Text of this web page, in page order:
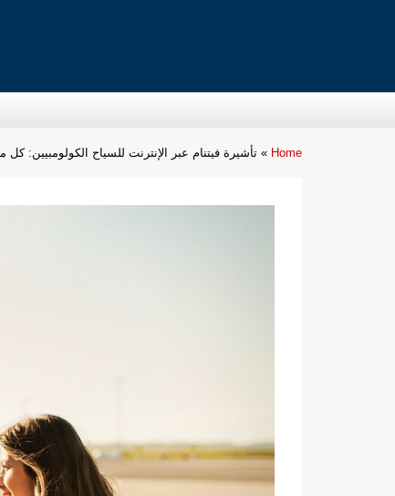
Home
» تأشيرة فيتنام عبر الإنترنت للسياح الكولومبيين: كل